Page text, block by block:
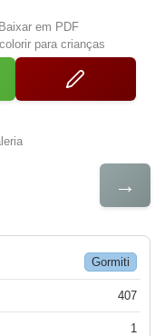
em PDF
para crianças
→
Gormiti
407
1